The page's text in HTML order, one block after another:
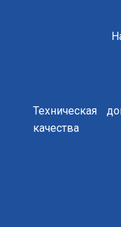
Техническая
качества